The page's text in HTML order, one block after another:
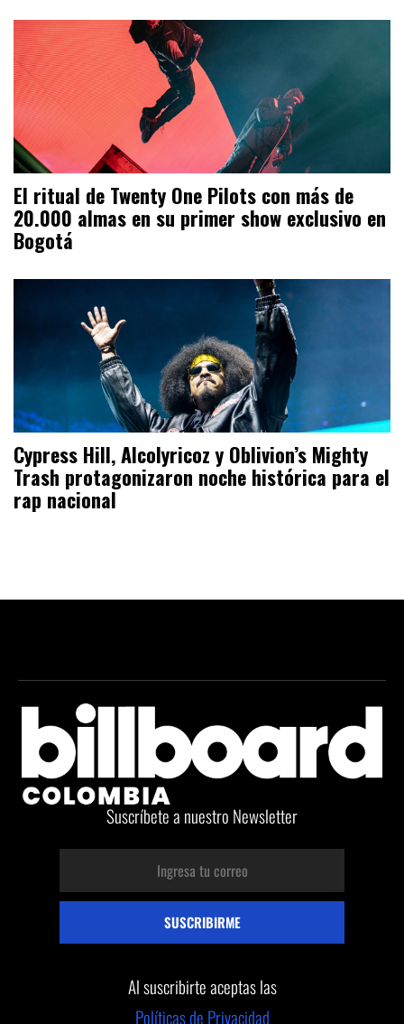
El ritual de Twenty One Pilots con más de
20.000 almas en su primer show exclusivo en
Bogotá
Cypress Hill, Alcolyricoz y Oblivion’s Mighty
Trash protagonizaron noche histórica para el
rap nacional
Suscríbete a nuestro Newsletter
Al suscribirte aceptas las
Políticas de Privacidad